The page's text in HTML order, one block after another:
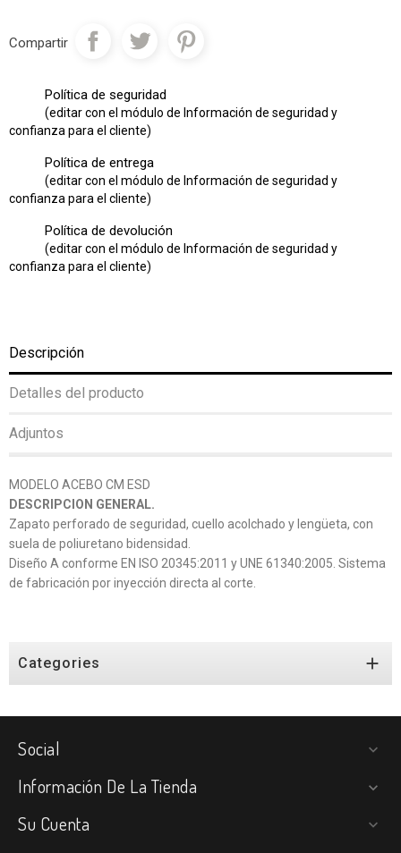
Compartir
Política de seguridad
(editar con el módulo de Información de seguridad y
confianza para el cliente)
Política de entrega
(editar con el módulo de Información de seguridad y
confianza para el cliente)
Política de devolución
(editar con el módulo de Información de seguridad y
confianza para el cliente)
Descripción
Detalles del producto
Adjuntos
MODELO ACEBO CM ESD
DESCRIPCION GENERAL.
Zapato perforado de seguridad, cuello acolchado y lengüeta, con
suela de poliuretano bidensidad.
Diseño A conforme EN ISO 20345:2011 y UNE 61340:2005. Sistema
de fabricación por inyección directa al corte.
Categories 
Social 
Información De La Tienda 
Su Cuenta 